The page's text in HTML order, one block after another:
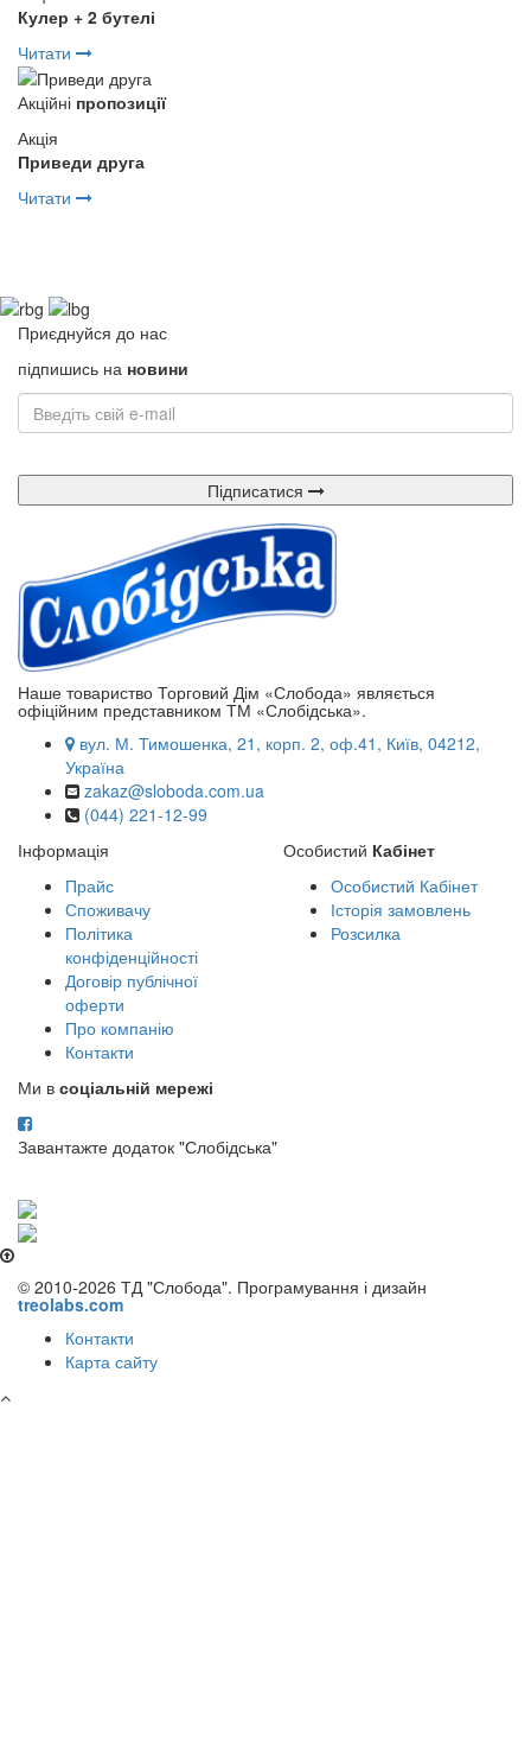
Кулер + 2 бутелі
Читати
Акційні пропозиції
Акція
Приведи друга
Читати
Приєднуйся до нас
підпишись на новини
Підписатися
Наше товариство Торговий Дім «Слобода» являється
офіційним представником ТМ «Слобідська».
вул. М. Тимошенка, 21, корп. 2, оф.41, Київ, 04212,
Україна
zakaz@sloboda.com.ua
(044) 221-12-99
Інформація
Прайс
Споживачу
Політика
конфіденційності
Договір публічної
оферти
Про компанію
Контакти
Особистий Кабінет
Особистий Кабінет
Історія замовлень
Розсилка
Ми в соціальній мережі
Завантажте додаток "Слобідська"
© 2010-2026 ТД "Слобода". Програмування і дизайн
treolabs.com
Контакти
Карта сайту